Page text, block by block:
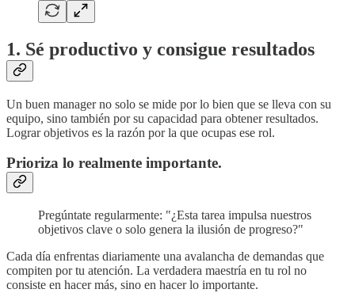
1. Sé productivo y consigue resultados
Un buen manager no solo se mide por lo bien que se lleva con su
equipo, sino también por su capacidad para obtener resultados.
Lograr objetivos es la razón por la que ocupas ese rol.
Prioriza lo realmente importante.
Pregúntate regularmente: "¿Esta tarea impulsa nuestros
objetivos clave o solo genera la ilusión de progreso?"
Cada día enfrentas diariamente una avalancha de demandas que
compiten por tu atención. La verdadera maestría en tu rol no
consiste en hacer más, sino en hacer lo importante.